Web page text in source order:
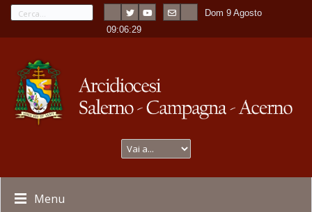
Dom 9 Agosto
-09:06:30
Menu